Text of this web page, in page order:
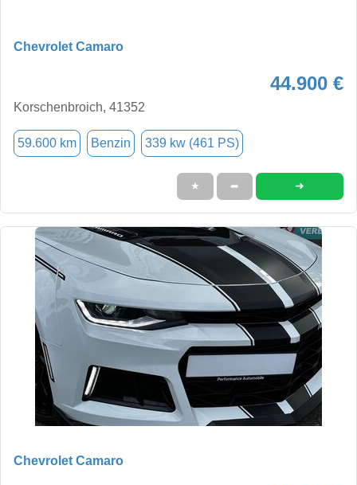
Chevrolet Camaro
44.900 €
Korschenbroich, 41352
59.600 km Benzin 339 kw (461 PS)
★ ➦ ➜
Chevrolet Camaro